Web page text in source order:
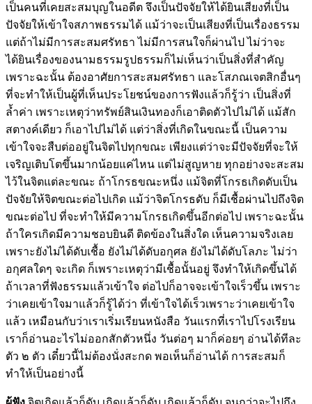
เป็นคนที่เคยสะสมบุญในอดีต จึงเป็นปัจจัยให้ได้ยินเสียงที่เป็น
ปัจจัยให้เข้าใจสภาพธรรมได้ แม้ว่าจะเป็นเสียงที่เป็นเรื่องธรรม
แต่ถ้าไม่มีการสะสมศรัทธา ไม่มีการสนใจก็ผ่านไป ไม่ว่าจะ
ได้ยินเรื่องของนามธรรมรูปธรรมก็ไม่เห็นว่าเป็นสิ่งที่สำคัญ
เพราะฉะนั้น ต้องอาศัยการสะสมศรัทธา และโสภณเจตสิกอื่นๆ
ที่จะทำให้เป็นผู้ที่เห็นประโยชน์ของการฟังแล้วก็รู้ว่า เป็นสิ่งที่
ล้ำค่า เพราะเหตุว่าทรัพย์สินเงินทองก็เอาติดตัวไปไม่ได้ แม้สัก
สตางค์เดียว ก็เอาไปไม่ได้ แต่ว่าสิ่งที่เกิดในขณะนี้ เป็นความ
เข้าใจจะสืบต่ออยู่ในจิตไปทุกขณะ เพียงแต่ว่าจะมีปัจจัยที่จะให้
เจริญเติบโตขึ้นมากน้อยแค่ไหน แต่ไม่สูญหาย ทุกอย่างจะสะสม
ไว้ในจิตแต่ละขณะ ถ้าโกรธขณะหนึ่ง แม้จิตที่โกรธเกิดดับเป็น
ปัจจัยให้จิตขณะต่อไปเกิด แม้ว่าจิตโกรธดับ ก็มีเชื้อผ่านไปถึงจิต
ขณะต่อไป ที่จะทำให้มีความโกรธเกิดขึ้นอีกต่อไป เพราะฉะนั้น
ถ้าใครเกิดมีความชอบยินดี ติดข้องในสิ่งใด เห็นความจริงเลย
เพราะยังไม่ได้ดับเชื้อ ยังไม่ได้ดับอกุศล ยังไม่ได้ดับโลภะ ไม่ว่า
อกุศลใดๆ จะเกิด ก็เพราะเหตุว่ามีเชื้อนั้นอยู่ จึงทำให้เกิดขึ้นได้
ถ้าเวลาที่ฟังธรรมแล้วเข้าใจ ต่อไปก็อาจจะเข้าใจเร็วขึ้น เพราะ
ว่าเคยเข้าใจมาแล้วก็รู้ได้ว่า ที่เข้าใจได้เร็วเพราะว่าเคยเข้าใจ
แล้ว เหมือนกับว่าเราเริ่มเรียนหนังสือ วันแรกที่เราไปโรงเรียน
เราก็อ่านอะไรไม่ออกสักตัวหนึ่ง วันต่อๆ มาก็ค่อยๆ อ่านได้ทีละ
ตัว ๒ ตัว เดี๋ยวนี้ไม่ต้องนั่งสะกด พอเห็นก็อ่านได้ การสะสมก็
ทำให้เป็นอย่างนี้